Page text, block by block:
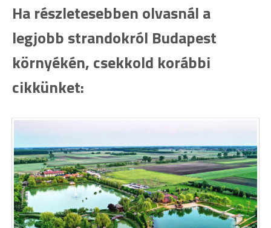
Ha részletesebben olvasnál a
legjobb strandokról Budapest
környékén, csekkold korábbi
cikkünket: